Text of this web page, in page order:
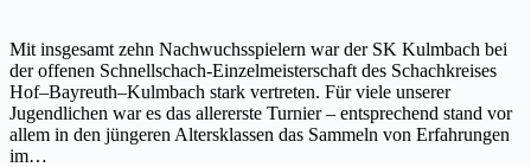
Mit insgesamt zehn Nachwuchsspielern war der SK Kulmbach bei
der offenen Schnellschach-Einzelmeisterschaft des Schachkreises
Hof–Bayreuth–Kulmbach stark vertreten. Für viele unserer
Jugendlichen war es das allererste Turnier – entsprechend stand vor
allem in den jüngeren Altersklassen das Sammeln von Erfahrungen
im…